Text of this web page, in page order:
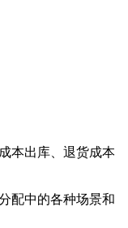
本出库、退货成本
配中的各种场景和